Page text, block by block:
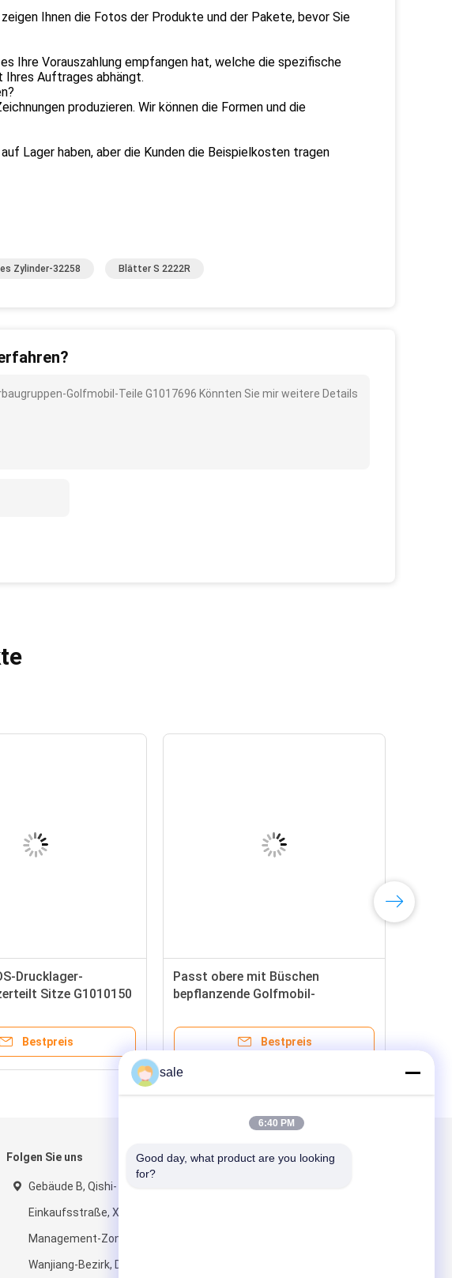
Ihnen die Fotos der Produkte und der Pakete, bevor Sie
Ihre Vorauszahlung empfangen hat, welche die spezifische
Auftrages abhängt.
produzieren. Wir können die Formen und die
Lager haben, aber die Kunden die Beispielkosten tragen
Zylinder-32258 Blätter S 2222R
Golfmobil-Teile G1017696 Könnten Sie mir weitere Details
Drucklager-
Sitze G1010150
Modelle
Bestpreis
Passt obere mit Büschen
bepflanzende Golfmobil-
VEREIN-AUTO DS- Strom 1979
Bestpreis
Folgen Sie uns
Gebäude B, Qishi-
Einkaufsstraße, Xiyong-
Management-Zone,
Wanjiang-Bezirk, Dongguan-
Mailen Sie uns
sale
6:40 PM
Good day, what product are you looking
for?